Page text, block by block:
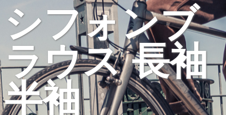
シフォンブ
ラウス 長袖
半袖